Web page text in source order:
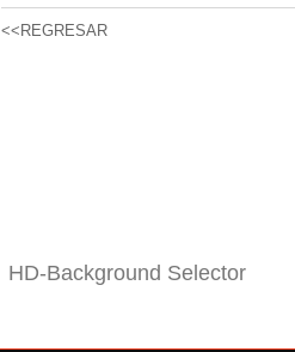
<<REGRESAR
HD-Background Selector